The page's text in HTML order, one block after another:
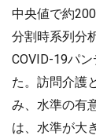
中央値で約
分割時系列分
COVID-19パ
た。訪問介護
み、水準の有
は、水準が大